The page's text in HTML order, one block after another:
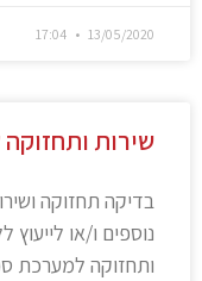
13/05/2020
שירות
בדיקה תחזוקה
נוספים ו/או